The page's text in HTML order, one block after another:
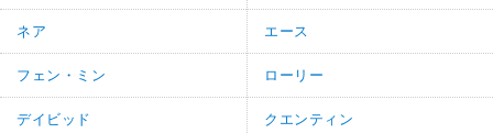
ネア エース
フェン・ミン ローリー
デイビッド クエンティン